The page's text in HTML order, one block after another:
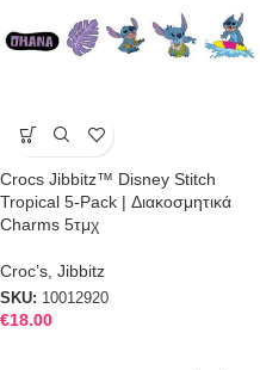
Crocs Jibbitz™ Disney Stitch
Tropical 5-Pack | Διακοσμητικά
Charms 5τμχ
Croc’s Jibbitz
SKU: 10012920
€18.00